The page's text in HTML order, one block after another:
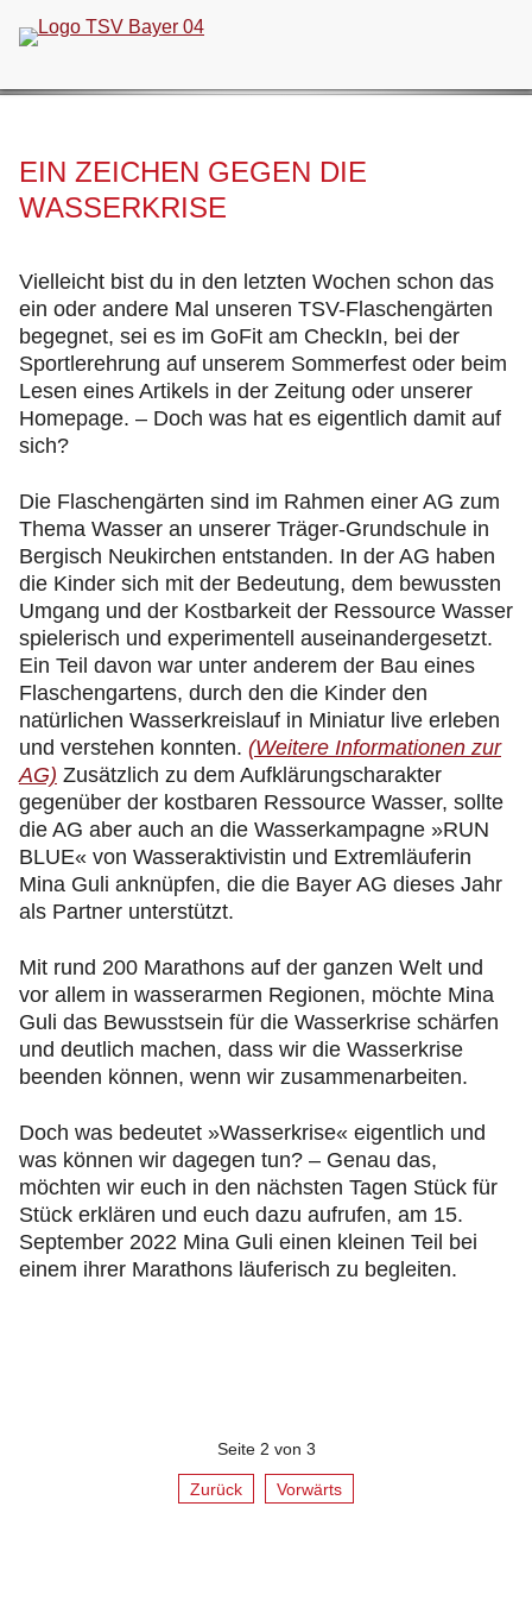
überspringen
EIN ZEICHEN GEGEN DIE
WASSERKRISE
Vielleicht bist du in den letzten Wochen schon das
ein oder andere Mal unseren TSV-Flaschengärten
begegnet, sei es im GoFit am CheckIn, bei der
Sportlerehrung auf unserem Sommerfest oder beim
Lesen eines Artikels in der Zeitung oder unserer
Homepage. – Doch was hat es eigentlich damit auf
sich?
Die Flaschengärten sind im Rahmen einer AG zum
Thema Wasser an unserer Träger-Grundschule in
Bergisch Neukirchen entstanden. In der AG haben
die Kinder sich mit der Bedeutung, dem bewussten
Umgang und der Kostbarkeit der Ressource Wasser
spielerisch und experimentell auseinandergesetzt.
Ein Teil davon war unter anderem der Bau eines
Flaschengartens, durch den die Kinder den
natürlichen Wasserkreislauf in Miniatur live erleben
und verstehen konnten. (Weitere Informationen zur
AG) Zusätzlich zu dem Aufklärungscharakter
gegenüber der kostbaren Ressource Wasser, sollte
die AG aber auch an die Wasserkampagne »RUN
BLUE« von Wasseraktivistin und Extremläuferin
Mina Guli anknüpfen, die die Bayer AG dieses Jahr
als Partner unterstützt.
Mit rund 200 Marathons auf der ganzen Welt und
vor allem in wasserarmen Regionen, möchte Mina
Guli das Bewusstsein für die Wasserkrise schärfen
und deutlich machen, dass wir die Wasserkrise
beenden können, wenn wir zusammenarbeiten.
Doch was bedeutet »Wasserkrise« eigentlich und
was können wir dagegen tun? – Genau das,
möchten wir euch in den nächsten Tagen Stück für
Stück erklären und euch dazu aufrufen, am 15.
September 2022 Mina Guli einen kleinen Teil bei
einem ihrer Marathons läuferisch zu begleiten.
Seite 2 von 3
Zurück Vorwärts